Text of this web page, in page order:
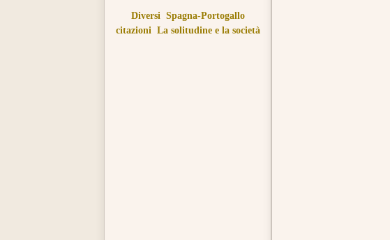
Diversi Spagna-Portogallo
citazioni La solitudine e la società